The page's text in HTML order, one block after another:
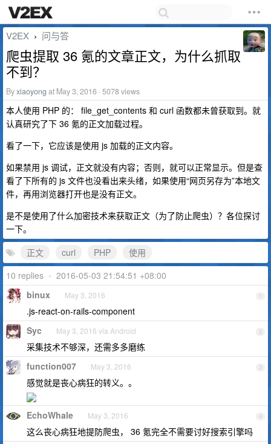
V2EX › 问与答
爬虫提取 36 氪的文章正文，为什么抓取
不到？
Byxiaoyong at May 3, 2016 · 5078 views
本人使用 PHP 的： file_get_contents 和 curl 函数都未曾获取到。就
认真研究了下 36 氪的正文加载过程。
看了一下，它应该是使用 js 加载的正文内容。
如果禁用 js 调试，正文就没有内容；否则，就可以正常显示。但是查
看了下所有的 js 文件也没看出来头绪，如果使用“网页另存为”本地文
件，再用浏览器打开也是没有正文。
是不是使用了什么加密技术来获取正文（为了防止爬虫）？各位探讨
一下。
正文
curl PHP
使用
10 replies • 2016-05-03 21:54:51 +08:00
1
binux May 3, 2016
.js-react-on-rails-component
2
Syc May 3, 2016 via Android
采集技术不够深，还需多多磨练
3
function007 May 3, 2016
感觉就是丧心病狂的转义。。
4
EchoWhale May 3, 2016
这么丧心病狂地提防爬虫， 36 氪完全不需要讨好搜索引擎吗